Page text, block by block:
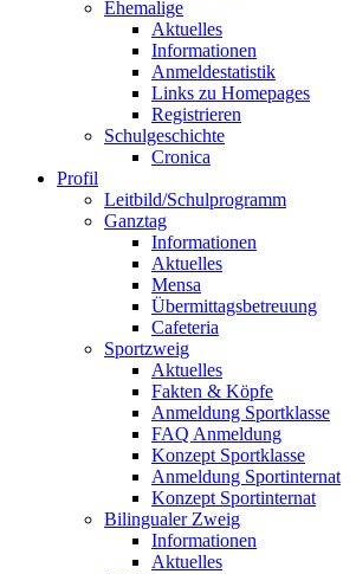
Ehemalige
Aktuelles
Informationen
Anmeldestatistik
Links zu Homepages
Registrieren
Schulgeschichte
Cronica
Profil
Leitbild/Schulprogramm
Ganztag
Informationen
Aktuelles
Mensa
Übermittagsbetreuung
Cafeteria
Sportzweig
Aktuelles
Fakten & Köpfe
Anmeldung Sportklasse
FAQ Anmeldung
Konzept Sportklasse
Anmeldung Sportinternat
Konzept Sportinternat
Bilingualer Zweig
Informationen
Aktuelles